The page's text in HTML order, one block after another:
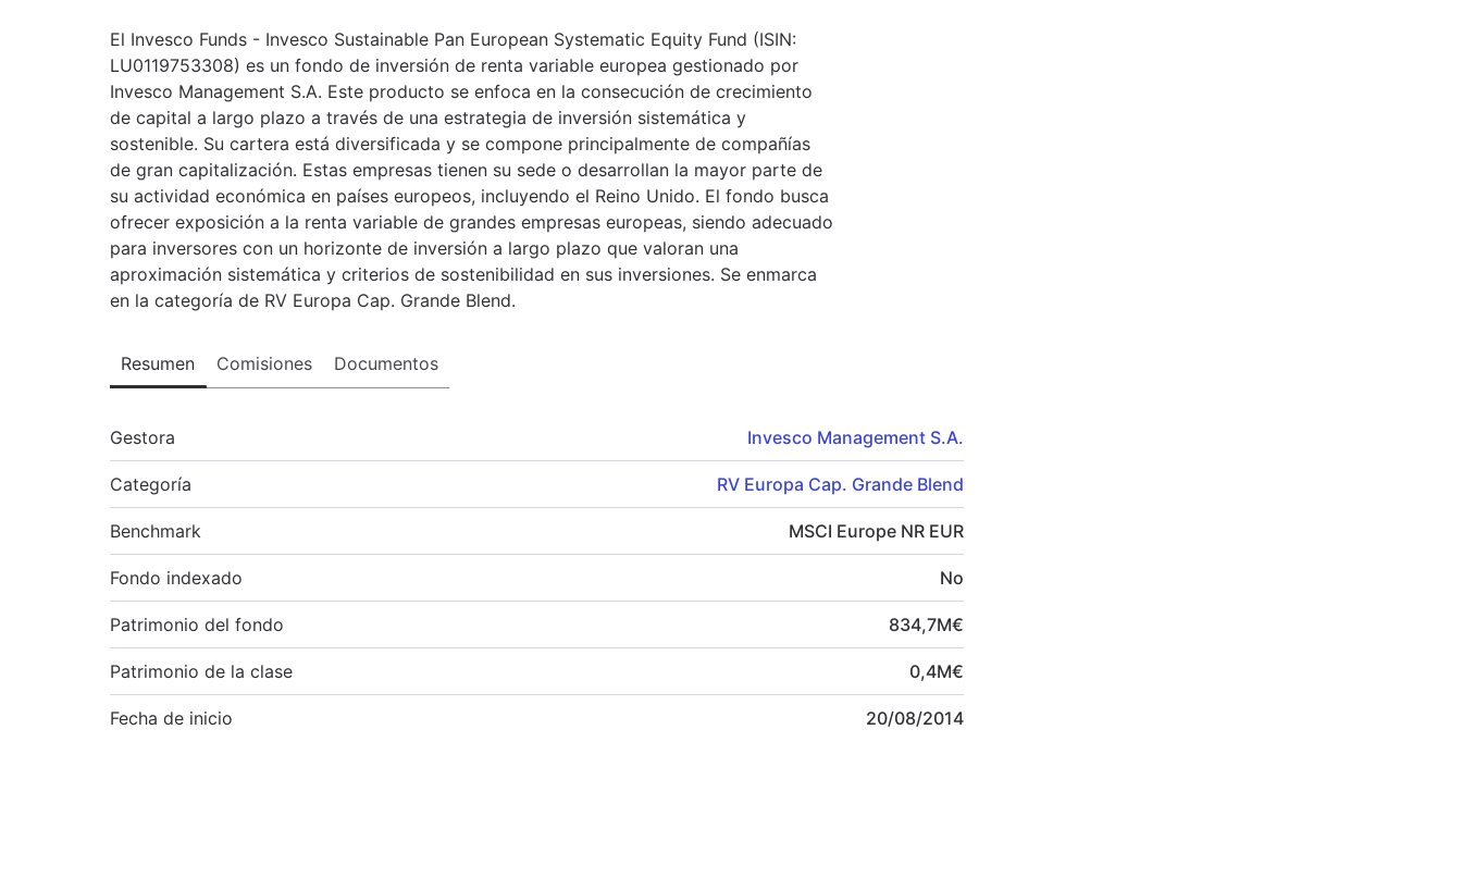
El Invesco Funds - Invesco Sustainable Pan European Systematic Equity Fund (ISIN:
LU0119753308) es un fondo de inversión de renta variable europea gestionado por
Invesco Management S.A. Este producto se enfoca en la consecución de crecimiento
de capital a largo plazo a través de una estrategia de inversión sistemática y
sostenible. Su cartera está diversificada y se compone principalmente de compañías
de gran capitalización. Estas empresas tienen su sede o desarrollan la mayor parte de
su actividad económica en países europeos, incluyendo el Reino Unido. El fondo busca
ofrecer exposición a la renta variable de grandes empresas europeas, siendo adecuado
para inversores con un horizonte de inversión a largo plazo que valoran una
aproximación sistemática y criterios de sostenibilidad en sus inversiones. Se enmarca
en la categoría de RV Europa Cap. Grande Blend.
Resumen Comisiones Documentos
Gestora Invesco Management S.A.
Categoría RV Europa Cap. Grande Blend
Benchmark MSCI Europe NR EUR
Fondo indexado No
Patrimonio del fondo 834,7M€
Patrimonio de la clase 0,4M€
Fecha de inicio 20/08/2014